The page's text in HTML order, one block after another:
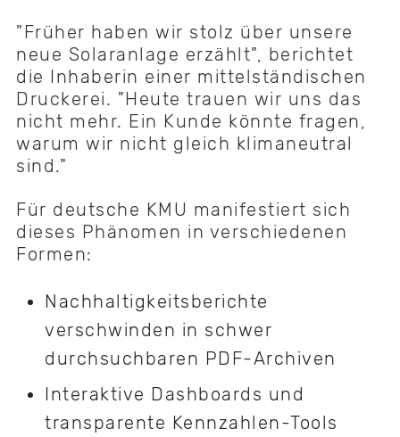
"Früher haben wir stolz über unsere
neue Solaranlage erzählt", berichtet
die Inhaberin einer mittelständischen
Druckerei. "Heute trauen wir uns das
nicht mehr. Ein Kunde könnte fragen,
warum wir nicht gleich klimaneutral
sind."
Für deutsche KMU manifestiert sich
dieses Phänomen in verschiedenen
Formen:
Nachhaltigkeitsberichte
verschwinden in schwer
durchsuchbaren PDF-Archiven
Interaktive Dashboards und
transparente Kennzahlen-Tools